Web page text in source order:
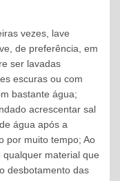
vezes, lave
de preferência, em
ser lavadas
escuras ou com
bastante água;
acrescentar sal
água após a
por muito tempo; Ao
material que
desbotamento das